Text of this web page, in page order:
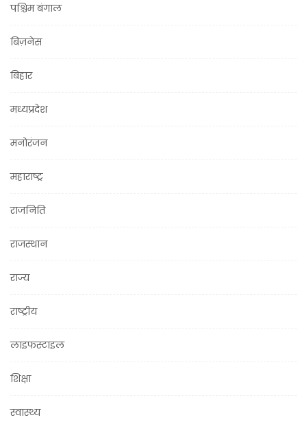
पश्चिम बंगाल
बिज़नेस
बिहार
मध्यप्रदेश
मनोरंजन
महाराष्ट्र
राजनिति
राजस्थान
राज्य
राष्ट्रीय
लाइफस्टाइल
शिक्षा
स्वास्थ्य